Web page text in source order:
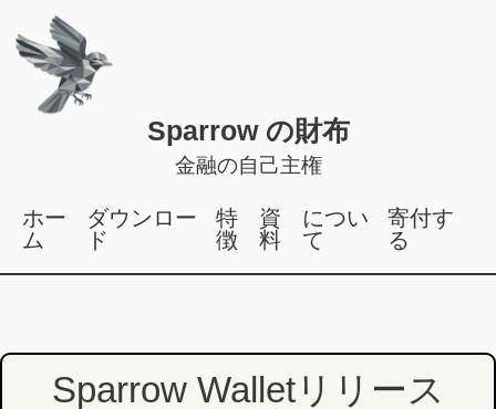
Sparrow の財布
金融の自己主権
ホー
ム
ダウンロー
ド
特
徴
資
料
につい
て
寄付す
る
Sparrow Walletリリース